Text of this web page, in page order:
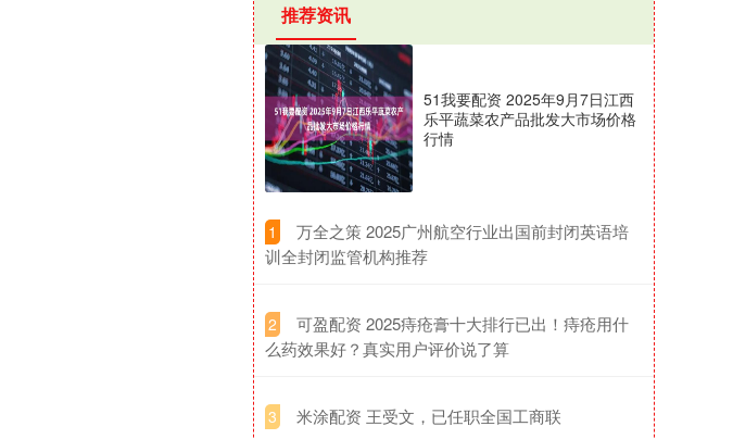
推荐资讯
51我要配资 2025年9月7日江西
乐平蔬菜农产品批发大市场价格
行情
1
​万全之策 2025广州航空行业出国前封闭英语培
训全封闭监管机构推荐
2
​可盈配资 2025痔疮膏十大排行已出！痔疮用什
么药效果好？真实用户评价说了算
3 ​米涂配资 王受文，已任职全国工商联